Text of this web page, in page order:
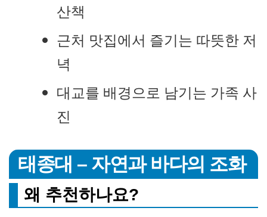
산책
근처 맛집에서 즐기는 따뜻한 저
녁
대교를 배경으로 남기는 가족 사
진
태종대 – 자연과 바다의 조화
왜 추천하나요?